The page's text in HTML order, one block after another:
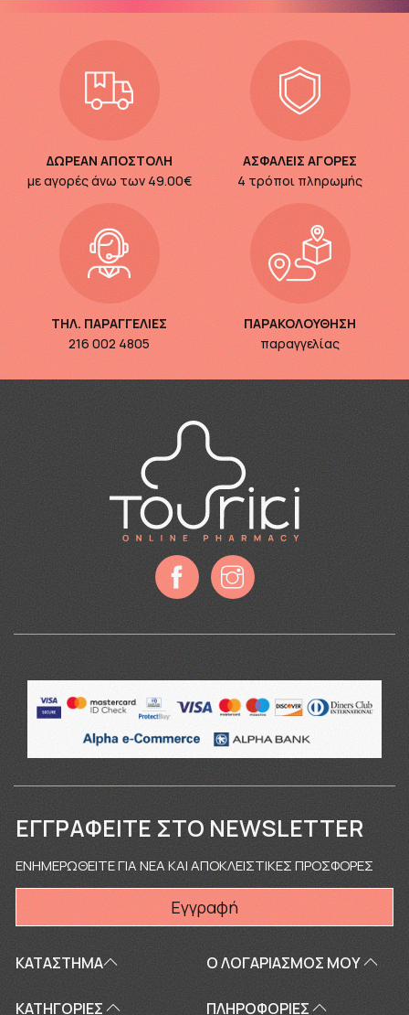
ΔΩΡΕΑΝ ΑΠΟΣΤΟΛΗ
με αγορές άνω των 49.00€
ΑΣΦΑΛΕΙΣ ΑΓΟΡΕΣ
4 τρόποι πληρωμής
ΤΗΛ. ΠΑΡΑΓΓΕΛΙΕΣ
216 002 4805
ΠΑΡΑΚΟΛΟΥΘΗΣΗ
παραγγελίας
ΚΑΤΑΣΤΗΜΑ Ο ΛΟΓΑΡΙΑΣΜΌΣ ΜΟΥ
ΚΑΤΗΓΟΡΙΕΣ ΠΛΗΡΟΦΟΡΊΕΣ
ΕΓΓΡΑΦΕΊΤΕ ΣΤΟ NEWSLETTER
ΕΝΗΜΕΡΩΘΕΙΤΕ ΓΙΑ ΝΕΑ ΚΑΙ ΑΠΟΚΛΕΙΣΤΙΚΕΣ ΠΡΟΣΦΟΡΕΣ
Εγγραφή